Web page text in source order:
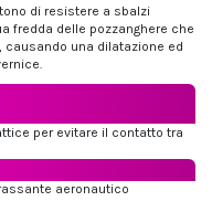
di resistere a sbalzi
fredda delle pozzanghere che
causando una dilatazione ed
per evitare il contatto tra
aeronautico